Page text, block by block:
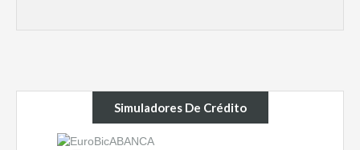
Simuladores De Crédito